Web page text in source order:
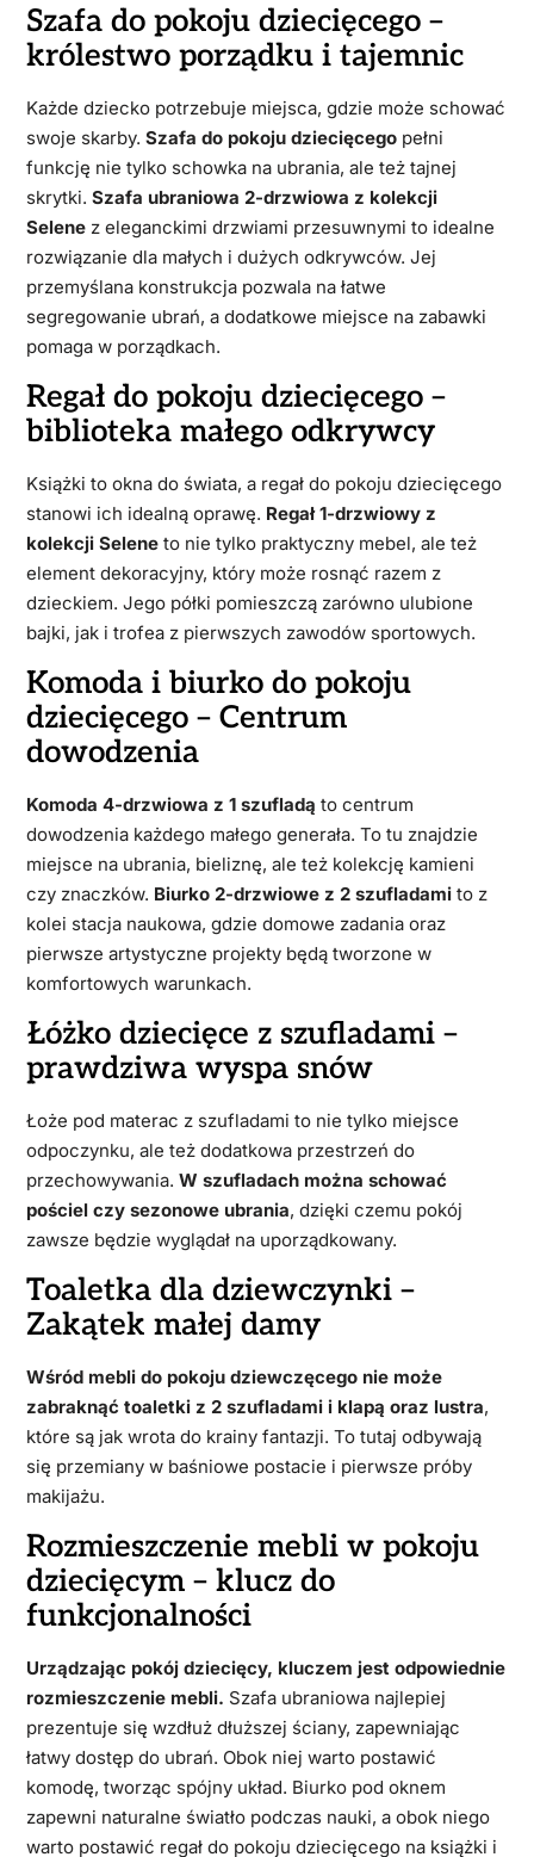
Szafa do pokoju dziecięcego –
królestwo porządku i tajemnic
Każde dziecko potrzebuje miejsca, gdzie może schować
swoje skarby. Szafa do pokoju dziecięcegopełni
funkcję nie tylko schowka na ubrania, ale też tajnej
skrytki. Szafa ubraniowa 2-drzwiowa z kolekcji
Selenez eleganckimi drzwiami przesuwnymi to idealne
rozwiązanie dla małych i dużych odkrywców. Jej
przemyślana konstrukcja pozwala na łatwe
segregowanie ubrań, a dodatkowe miejsce na zabawki
pomaga w porządkach.
Regał do pokoju dziecięcego –
biblioteka małego odkrywcy
Książki to okna do świata, a regał do pokoju dziecięcego
stanowi ich idealną oprawę. Regał 1-drzwiowy z
kolekcji Seleneto nie tylko praktyczny mebel, ale też
element dekoracyjny, który może rosnąć razem z
dzieckiem. Jego półki pomieszczą zarówno ulubione
bajki, jak i trofea z pierwszych zawodów sportowych.
Komoda i biurko do pokoju
dziecięcego – Centrum
dowodzenia
Komoda 4-drzwiowa z 1 szufladą to centrum
dowodzenia każdego małego generała. To tu znajdzie
miejsce na ubrania, bieliznę, ale też kolekcję kamieni
czy znaczków. Biurko 2-drzwiowe z 2 szufladamito z
kolei stacja naukowa, gdzie domowe zadania oraz
pierwsze artystyczne projekty będą tworzone w
komfortowych warunkach.
Łóżko dziecięce z szufladami –
prawdziwa wyspa snów
Łoże pod materac z szufladami to nie tylko miejsce
odpoczynku, ale też dodatkowa przestrzeń do
przechowywania. W szufladach można schować
pościel czy sezonowe ubrania, dzięki czemu pokój
zawsze będzie wyglądał na uporządkowany.
Toaletka dla dziewczynki –
Zakątek małej damy
Wśród mebli do pokoju dziewczęcego nie może
zabraknąć toaletki z 2 szufladami i klapą oraz lustra,
które są jak wrota do krainy fantazji. To tutaj odbywają
się przemiany w baśniowe postacie i pierwsze próby
makijażu.
Rozmieszczenie mebli w pokoju
dziecięcym – klucz do
funkcjonalności
Urządzając pokój dziecięcy, kluczem jest odpowiednie
rozmieszczenie mebli. Szafa ubraniowa najlepiej
prezentuje się wzdłuż dłuższej ściany, zapewniając
łatwy dostęp do ubrań. Obok niej warto postawić
komodę, tworząc spójny układ. Biurko pod oknem
zapewni naturalne światło podczas nauki, a obok niego
warto postawić regał do pokoju dziecięcego na książki i